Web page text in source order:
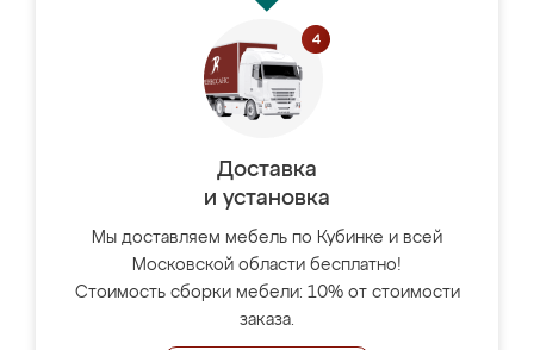
Доставка
и установка
Мы доставляем мебель по Кубинке и всей
Московской области бесплатно!
Стоимость сборки мебели: 10% от стоимости
заказа.